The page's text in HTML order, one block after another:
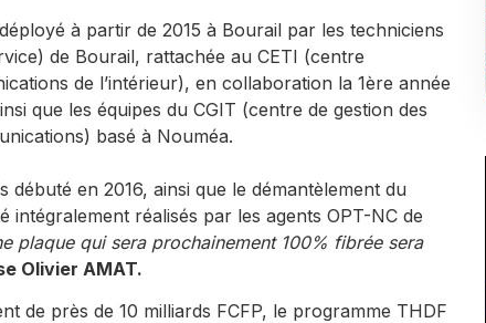
à partir de 2015 à Bourail par les techniciens
de Bourail, rattachée au CETI (centre
de l’intérieur), en collaboration la 1ère année
que les équipes du CGIT (centre de gestion des
basé à Nouméa.
débuté en 2016, ainsi que le démantèlement du
intégralement réalisés par les agents OPT-NC de
plaque qui sera prochainement 100% fibrée sera
Olivier AMAT.
de près de 10 milliards FCFP, le programme THDF